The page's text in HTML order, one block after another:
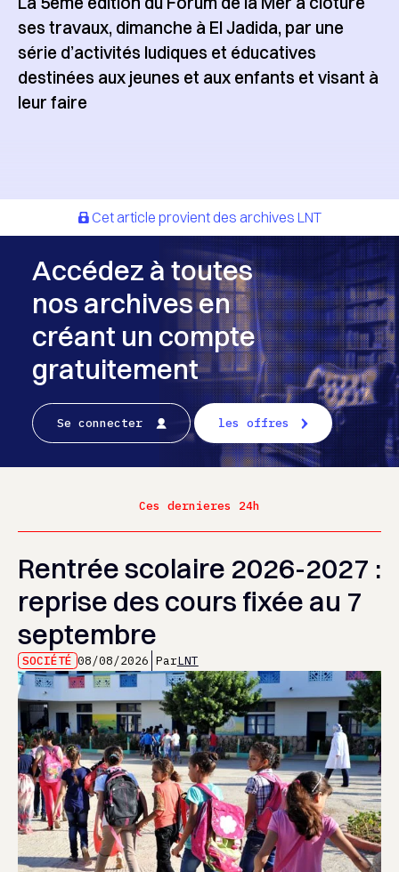
ses travaux, dimanche à El Jadida, par une
série d’activités ludiques et éducatives
destinées aux jeunes et aux enfants et visant à
leur faire
Cet article provient des archives LNT
Accédez à toutes
nos archives en
créant un compte
gratuitement
Se connecter les offres
Ces dernieres 24h
Rentrée scolaire 2026-2027 :
reprise des cours fixée au 7
septembre
SOCIÉTÉ 08/08/2026 ParLNT